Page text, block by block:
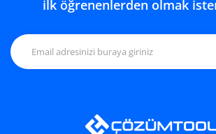
ilk öğrenenlerden olmak